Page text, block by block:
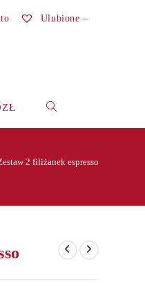
Ulubione –
ZŁ TOGGLE
2 filiżanek espresso